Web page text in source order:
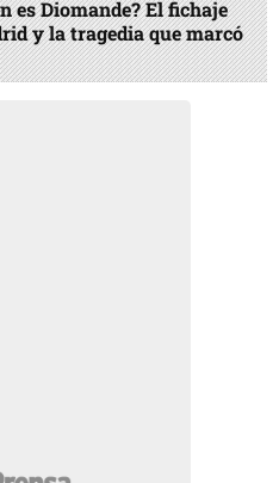
es Diomande? El fichaje
y la tragedia que marcó